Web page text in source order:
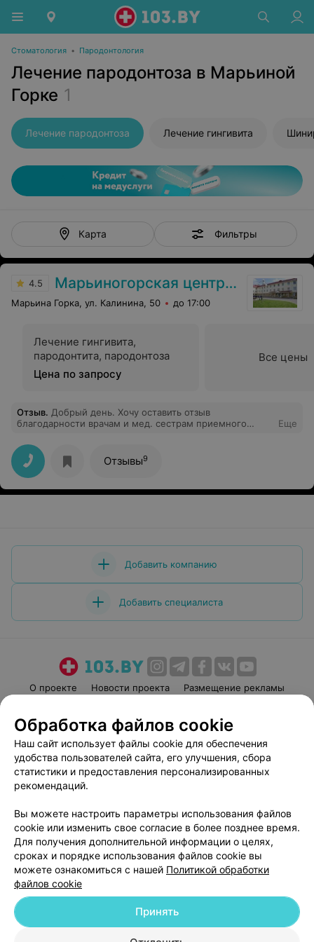
Стоматология • Пародонтология
Лечение пародонтоза в Марьиной
Горке 1
Лечение пародонтоза Лечение гингивита
Карта Фильтры
4.5 Марьиногорская центральная районная больница
Марьина Горка, ул. Калинина, 50 до 17:00
Лечение гингивита,
пародонтита, пародонтоза
Цена по запросу
Все цены
Отзыв. Добрый день. Хочу оставить отзыв
благодарности врачам и мед. сестрам приемного
поставили на ноги в период обращения при диком
отравлении в течение двух часов. Очень внимательное
и бережное отношение к пациентам, я лежала под
капельницей, наблюдая за всеми поступающими,
которым также была оказана своевременная помощь!
Еще
Отзывы9
Добавить компанию
Добавить специалиста
О проекте Новости проекта
Размещение рекламы
Пользовательское соглашение
Способы оплаты
Вакансии
Партнеры
Написать руководителю 103.by
Обработка персональных данных
© 2026 ООО «Артокс Лаб», УНП 191700409
| 220012, Республика Беларусь,
г. Минск, улица Толбухина, 2, пом. 16 | help@103.by
Обработка файлов cookie
Наш сайт использует файлы cookie для обеспечения
удобства пользователей сайта, его улучшения, сбора
статистики и предоставления персонализированных
рекомендаций.
Вы можете настроить параметры использования файлов
cookie или изменить свое согласие в более позднее время.
Для получения дополнительной информации о целях,
сроках и порядке использования файлов cookie вы
можете ознакомиться с нашей Политикой обработки
файлов cookie
Принять